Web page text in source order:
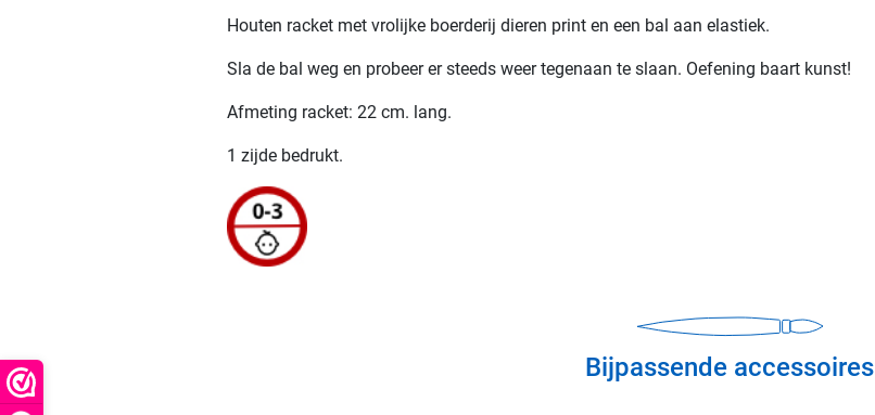
Houten racket met vrolijke boerderij dieren print en een bal aan elastiek.
Sla de bal weg en probeer er steeds weer tegenaan te slaan. Oefening baart kunst!
Afmeting racket: 22 cm. lang.
1 zijde bedrukt.
Bijpassende accessoires